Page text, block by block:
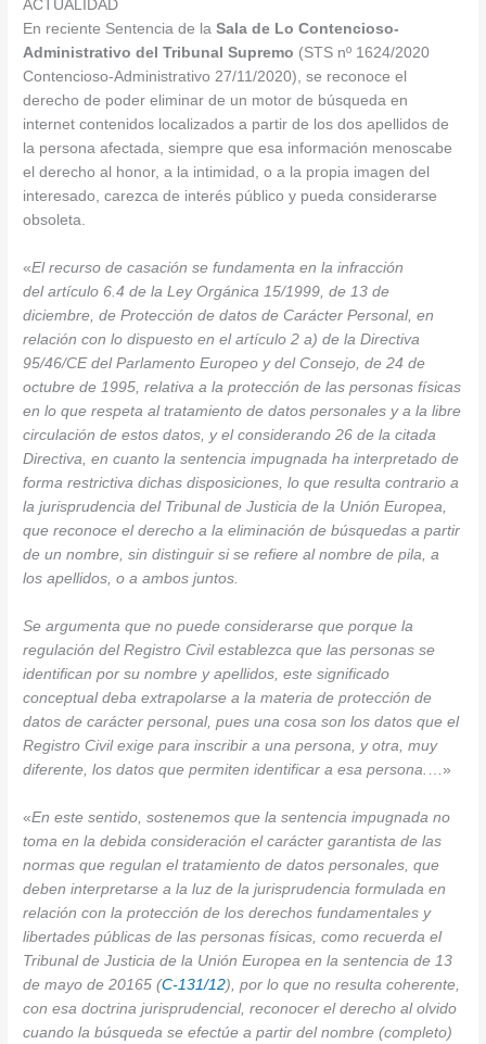
ACTUALIDAD
En reciente Sentencia de laSala de Lo Contencioso-
Administrativo del Tribunal Supremo (STS nº 1624/2020
Contencioso-Administrativo 27/11/2020), se reconoce el
derecho de poder eliminar de un motor de búsqueda en
internet contenidos localizados a partir de los dos apellidos de
la persona afectada, siempre que esa información menoscabe
el derecho al honor, a la intimidad, o a la propia imagen del
interesado, carezca de interés público y pueda considerarse
obsoleta.
«El recurso de casación se fundamenta en la infracción
del artículo 6.4 de la Ley Orgánica 15/1999, de 13 de
diciembre, de Protección de datos de Carácter Personal, en
relación con lo dispuesto en el artículo 2 a) de la Directiva
95/46/CE del Parlamento Europeo y del Consejo, de 24 de
octubre de 1995, relativa a la protección de las personas físicas
en lo que respeta al tratamiento de datos personales y a la libre
circulación de estos datos, y el considerando 26 de la citada
Directiva, en cuanto la sentencia impugnada ha interpretado de
forma restrictiva dichas disposiciones, lo que resulta contrario a
la jurisprudencia del Tribunal de Justicia de la Unión Europea,
que reconoce el derecho a la eliminación de búsquedas a partir
de un nombre, sin distinguir si se refiere al nombre de pila, a
los apellidos, o a ambos juntos.
Se argumenta que no puede considerarse que porque la
regulación del Registro Civil establezca que las personas se
identifican por su nombre y apellidos, este significado
conceptual deba extrapolarse a la materia de protección de
datos de carácter personal, pues una cosa son los datos que el
Registro Civil exige para inscribir a una persona, y otra, muy
diferente, los datos que permiten identificar a esa persona.
…»
«En este sentido, sostenemos que la sentencia impugnada no
toma en la debida consideración el carácter garantista de las
normas que regulan el tratamiento de datos personales, que
deben interpretarse a la luz de la jurisprudencia formulada en
relación con la protección de los derechos fundamentales y
libertades públicas de las personas físicas, como recuerda el
Tribunal de Justicia de la Unión Europea en la sentencia de 13
de mayo de 20165 (C-131/12), por lo que no resulta coherente,
con esa doctrina jurisprudencial, reconocer el derecho al olvido
cuando la búsqueda se efectúe a partir del nombre (completo)